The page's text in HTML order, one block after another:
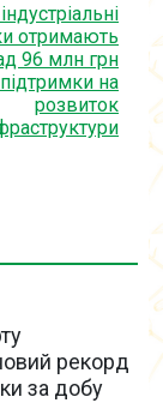
отримають
96 млн грн
на
розвиток
рекорд
за добу